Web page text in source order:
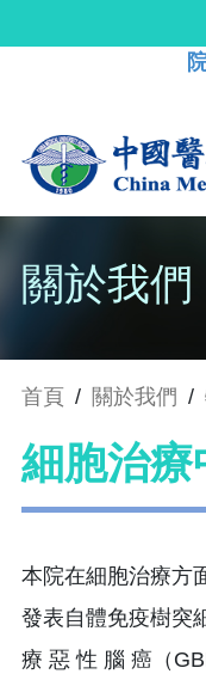
關於我們
首頁 / 關於我們 /
細胞治療
本院在細胞治療方
發表自體免疫樹突
療 惡 性 腦 癌（